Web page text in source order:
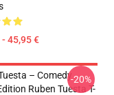
45,95 €
– Comedy
Ruben Tuesta T-
-20%